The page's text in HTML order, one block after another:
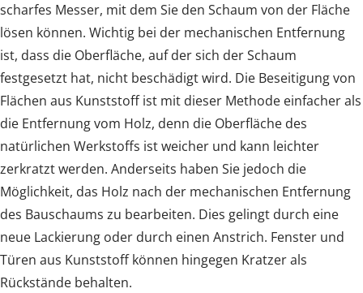
scharfes Messer, mit dem Sie den Schaum von der Fläche
lösen können. Wichtig bei der mechanischen Entfernung
ist, dass die Oberfläche, auf der sich der Schaum
festgesetzt hat, nicht beschädigt wird. Die Beseitigung von
Flächen aus Kunststoff ist mit dieser Methode einfacher als
die Entfernung vom Holz, denn die Oberfläche des
natürlichen Werkstoffs ist weicher und kann leichter
zerkratzt werden. Anderseits haben Sie jedoch die
Möglichkeit, das Holz nach der mechanischen Entfernung
des Bauschaums zu bearbeiten. Dies gelingt durch eine
neue Lackierung oder durch einen Anstrich. Fenster und
Türen aus Kunststoff können hingegen Kratzer als
Rückstände behalten.